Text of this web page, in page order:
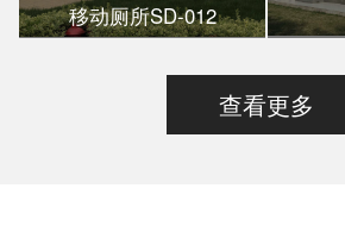
移动厕所SD-012
查看更多